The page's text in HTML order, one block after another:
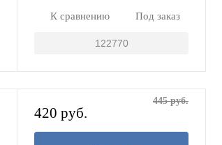
К сравнению Под заказ
122770
420 руб.
445 руб.